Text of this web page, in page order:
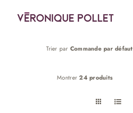
Trier par Commande par défaut
Montrer24 produits